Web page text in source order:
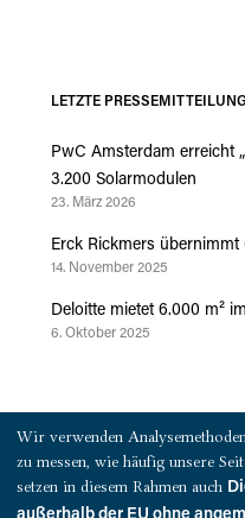
LETZTE
PwC Amsterdam erreicht
3.200 Solarmodulen
23. März 2026
Erck Rickmers übernimmt
14. November 2025
Deloitte mietet 6.000 m²
6. Oktober 2025
QUEST Investment Partners
Wir verwenden
zu messen, wie häufig unsere
setzen in diesem Rahmen auch